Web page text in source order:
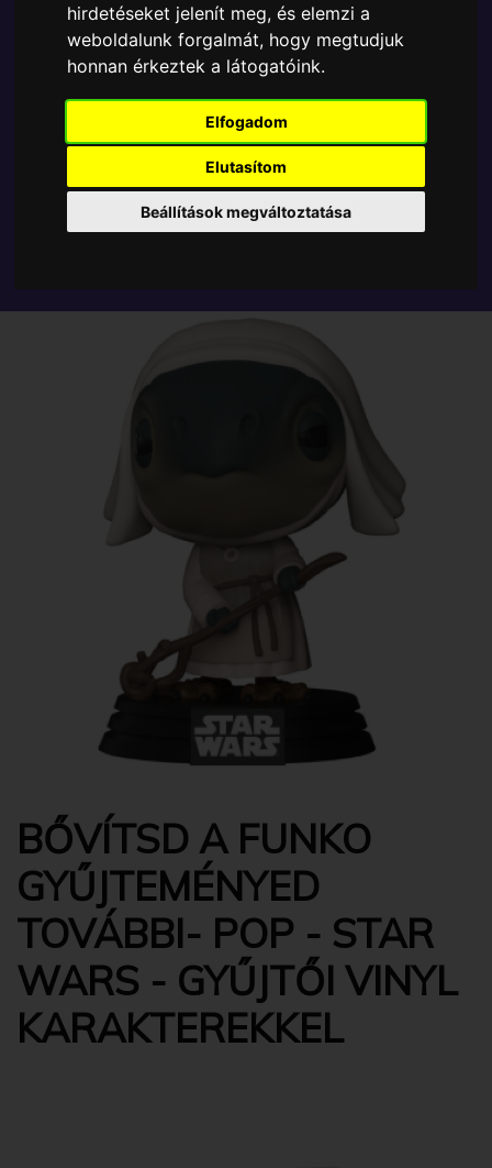
hirdetéseket jelenít meg, és elemzi a
weboldalunk forgalmát, hogy megtudjuk
honnan érkeztek a látogatóink.
Elfogadom
Elutasítom
Beállítások megváltoztatása
MÁSOK MIT VESZNEK
Tetszik? Osszd meg másokkal!
BŐVÍTSD A FUNKO
GYŰJTEMÉNYED
TOVÁBBI- POP - STAR
WARS - GYŰJTŐI VINYL
KARAKTEREKKEL